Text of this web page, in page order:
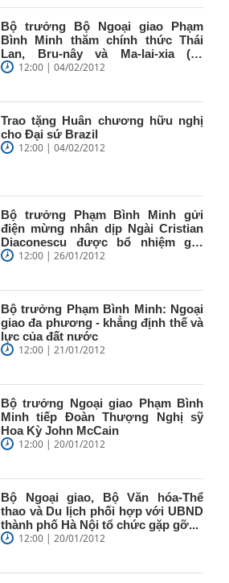
Bộ trưởng Bộ Ngoại giao Phạm
Bình Minh thăm chính thức Thái
Lan, Bru-nây và Ma-lai-xia (từ
ngày...12:00 | 04/02/2012
Trao tặng Huân chương hữu nghị
cho Đại sứ Brazil
12:00 | 04/02/2012
Bộ trưởng Phạm Bình Minh gửi
điện mừng nhân dịp Ngài Cristian
Diaconescu được bổ nhiệm giữ
chức...12:00 | 26/01/2012
Bộ trưởng Phạm Bình Minh: Ngoại
giao đa phương - khẳng định thế và
lực của đất nước
12:00 | 21/01/2012
Bộ trưởng Ngoại giao Phạm Bình
Minh tiếp Đoàn Thượng Nghị sỹ
Hoa Kỳ John McCain
12:00 | 20/01/2012
Bộ Ngoại giao, Bộ Văn hóa-Thể
thao và Du lịch phối hợp với UBND
thành phố Hà Nội tổ chức gặp gỡ...
12:00 | 20/01/2012